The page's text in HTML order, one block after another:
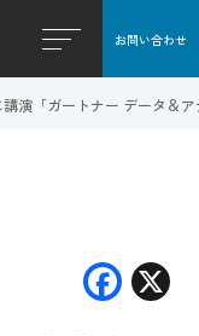
お問い合わせ
演「ガートナー データ＆
F